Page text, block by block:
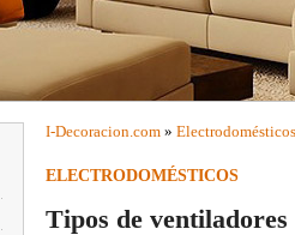
I-Decoracion.com » Electrodomésticos
ELECTRODOMÉSTICOS
Tipos de ventiladores